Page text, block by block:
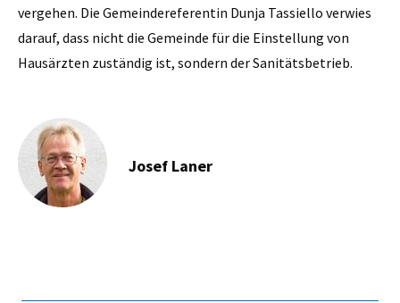
vergehen. Die Gemeindereferentin Dunja Tassiello verwies
darauf, dass nicht die Gemeinde für die Einstellung von
Hausärzten zuständig ist, sondern der Sanitätsbetrieb.
Josef Laner